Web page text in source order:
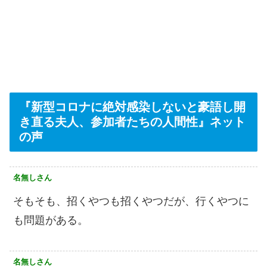
『新型コロナに絶対感染しないと豪語し開
き直る夫人、参加者たちの人間性』ネット
の声
名無しさん
そもそも、招くやつも招くやつだが、行くやつに
も問題がある。
名無しさん